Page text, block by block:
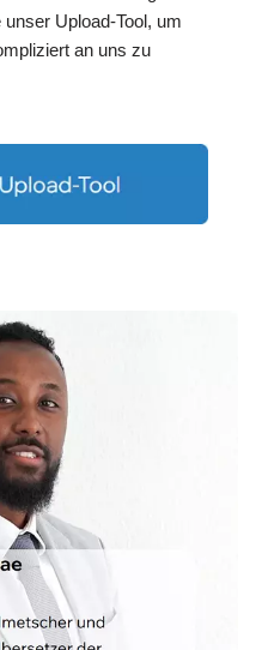
Upload-Tool, um
an uns zu